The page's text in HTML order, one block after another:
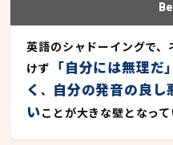
英語のシャドーイングで
けず
「自分には無理だ」
く、
自分の発音の良し
いことが大きな壁となって